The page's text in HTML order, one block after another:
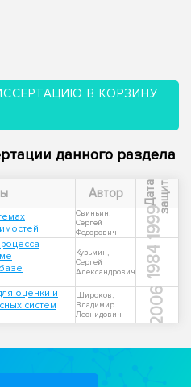
В КОРЗИНУ
данного раздела
Автор Д
а
т
а
з
а
щ
и
т ы
Свиньин,
Сергей
Федорович
1999
Кузьмин,
Сергей
Александрович
1984
оценки и
систем
Широков,
Владимир
Леонидович
2006